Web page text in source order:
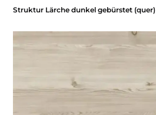
Struktur Lärche dunkel gebürstet (quer)